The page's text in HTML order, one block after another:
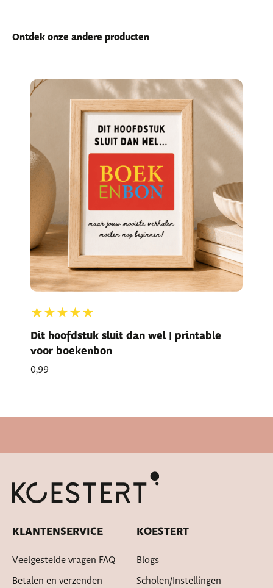
Ontdek onze andere producten
★★★★★
Dit hoofdstuk sluit dan wel | printable
voor boekenbon
0,99
KLANTENSERVICE
Veelgestelde vragen FAQ
Betalen en verzenden
KOESTERT
Blogs
Scholen/instellingen